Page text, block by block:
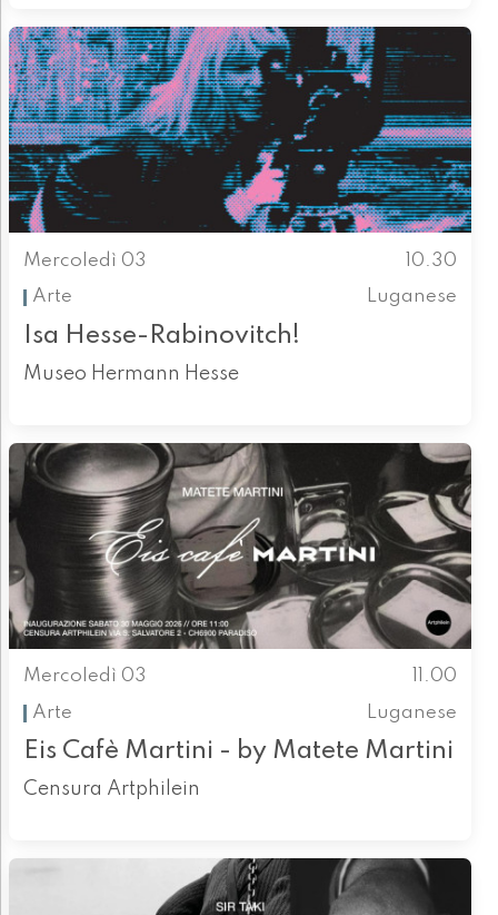
Mercoledì 03
10.30
Arte
Luganese
Isa Hesse-Rabinovitch!
Museo Hermann Hesse
Mercoledì 03
11.00
Arte
Luganese
Eis Cafè Martini - by Matete Martini
Censura Artphilein